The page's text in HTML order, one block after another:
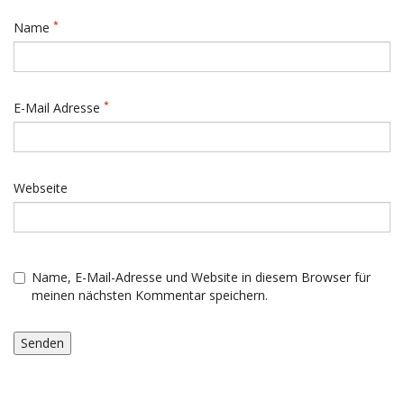
Name *
E-Mail Adresse *
Webseite
Name, E-Mail-Adresse und Website in diesem Browser für
meinen nächsten Kommentar speichern.